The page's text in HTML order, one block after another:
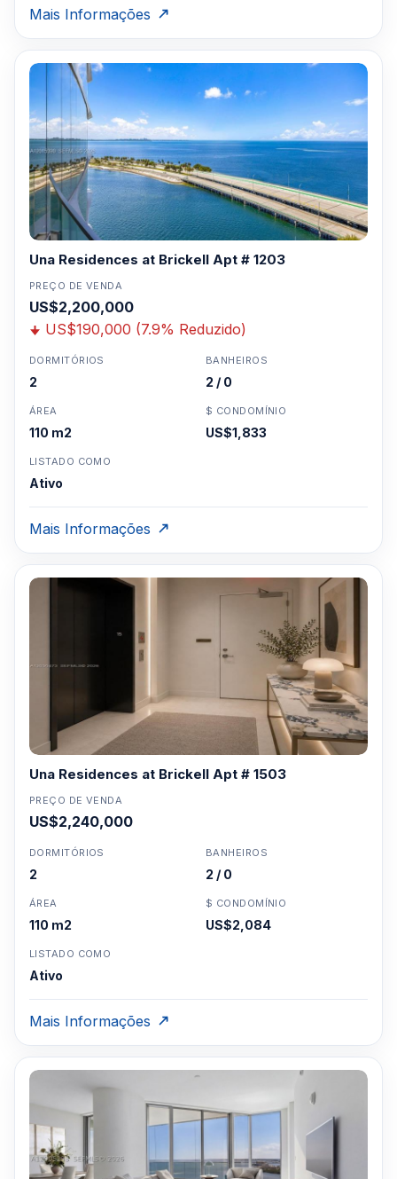
Mais Informações
Una Residences at Brickell Apt # 1203
PREÇO DE VENDA
US$2,200,000
US$190,000 (7.9% Reduzido)
DORMITÓRIOS
2
BANHEIROS
2 / 0
ÁREA
110 m2
$ CONDOMÍNIO
US$1,833
LISTADO COMO
Ativo
Mais Informações
Una Residences at Brickell Apt # 1503
PREÇO DE VENDA
US$2,240,000
DORMITÓRIOS
2
BANHEIROS
2 / 0
ÁREA
110 m2
$ CONDOMÍNIO
US$2,084
LISTADO COMO
Ativo
Mais Informações